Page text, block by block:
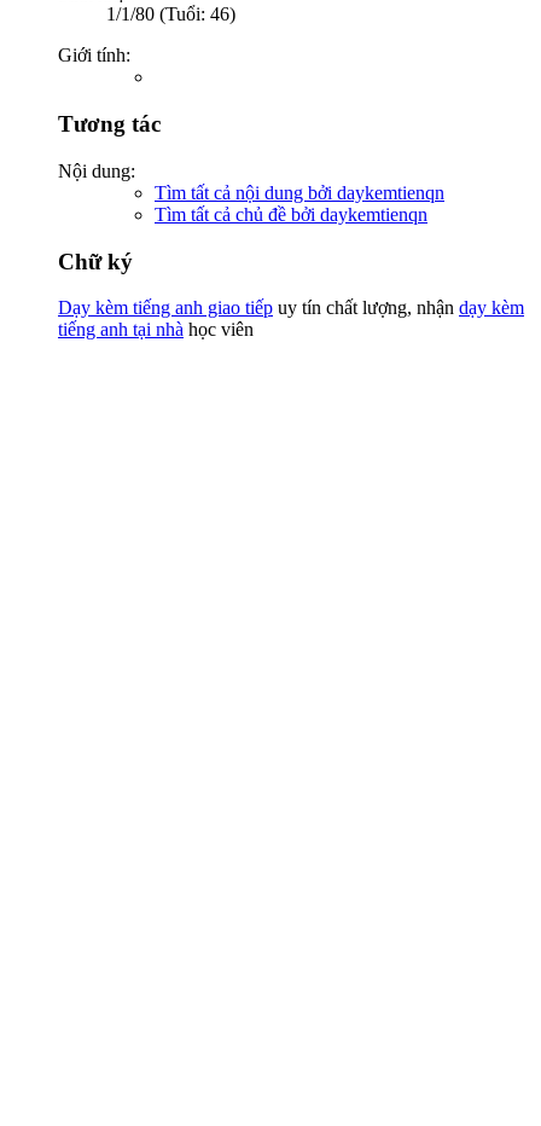
1/1/80 (Tuổi: 46)
Giới tính:
Tương tác
Nội dung:
Tìm tất cả nội dung bởi daykemtienqn
Tìm tất cả chủ đề bởi daykemtienqn
Chữ ký
Dạy kèm tiếng anh giao tiếp uy tín chất lượng, nhận dạy kèm
tiếng anh tại nhà học viên